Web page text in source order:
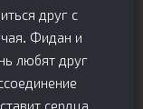
друг с
Фидан и
любят друг
сердца